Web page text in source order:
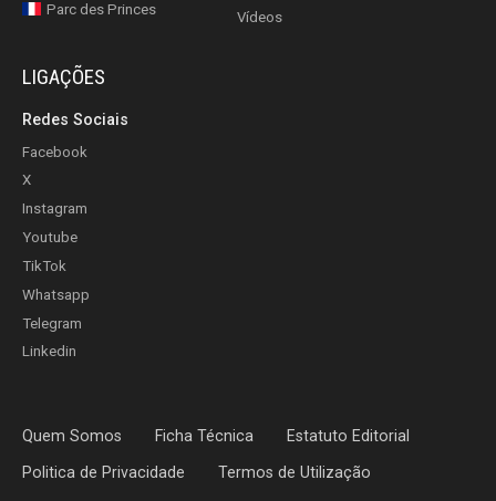
Parc des Princes
Vídeos
LIGAÇÕES
Redes Sociais
Facebook
X
Instagram
Youtube
TikTok
Whatsapp
Telegram
Linkedin
Quem Somos Ficha Técnica Estatuto Editorial
Politica de Privacidade Termos de Utilização